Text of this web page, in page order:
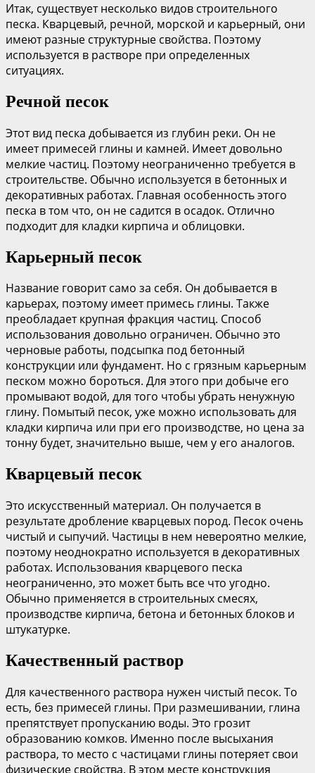
Итак, существует несколько видов строительного
песка. Кварцевый, речной, морской и карьерный, они
имеют разные структурные свойства. Поэтому
используется в растворе при определенных
ситуациях.
Речной песок
Этот вид песка добывается из глубин реки. Он не
имеет примесей глины и камней. Имеет довольно
мелкие частиц. Поэтому неограниченно требуется в
строительстве. Обычно используется в бетонных и
декоративных работах. Главная особенность этого
песка в том что, он не садится в осадок. Отлично
подходит для кладки кирпича и облицовки.
Карьерный песок
Название говорит само за себя. Он добывается в
карьерах, поэтому имеет примесь глины. Также
преобладает крупная фракция частиц. Способ
использования довольно ограничен. Обычно это
черновые работы, подсыпка под бетонный
конструкции или фундамент. Но с грязным карьерным
песком можно бороться. Для этого при добыче его
промывают водой, для того чтобы убрать ненужную
глину. Помытый песок, уже можно использовать для
кладки кирпича или при его производстве, но цена за
тонну будет, значительно выше, чем у его аналогов.
Кварцевый песок
Это искусственный материал. Он получается в
результате дробление кварцевых пород. Песок очень
чистый и сыпучий. Частицы в нем невероятно мелкие,
поэтому неоднократно используется в декоративных
работах. Использования кварцевого песка
неограниченно, это может быть все что угодно.
Обычно применяется в строительных смесях,
производстве кирпича, бетона и бетонных блоков и
штукатурке.
Качественный раствор
Для качественного раствора нужен чистый песок. То
есть, без примесей глины. При размешивании, глина
препятствует пропусканию воды. Это грозит
образованию комков. Именно после высыхания
раствора, то место с частицами глины потеряет свои
физические свойства. В этом месте конструкция